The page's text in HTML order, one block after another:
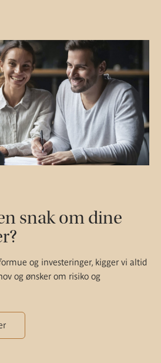
snak om dine
og investeringer, kigger vi altid
og ønsker om risiko og